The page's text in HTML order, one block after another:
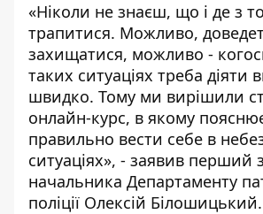
«Ніколи не знаєш, що і де з
трапитися. Можливо,
захищатися, можливо -
таких ситуаціях треба діяти
швидко. Тому ми вирішили
онлайн-курс, в якому
правильно вести себе в
ситуаціях», - заявив перший
начальника Департаменту
поліції Олексій Білошицький.